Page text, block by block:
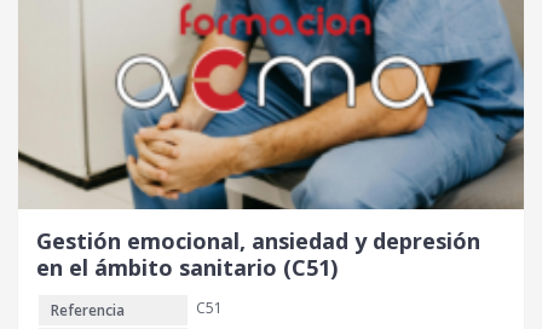
Gestión emocional, ansiedad y depresión
en el ámbito sanitario (C51)
Referencia
C51